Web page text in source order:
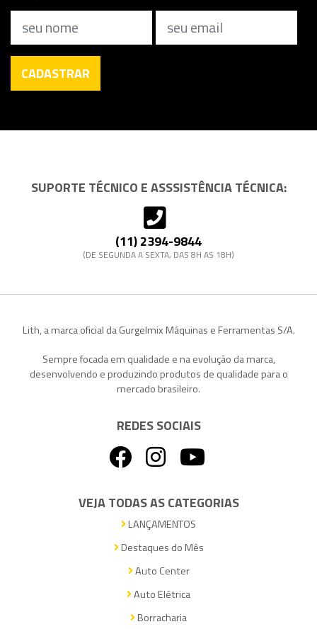
CADASTRAR
SUPORTE TÉCNICO E ASSSISTÊNCIA TÉCNICA:
(11) 2394-9844
(DE SEGUNDA A SEXTA, DAS 8H AS 18H)
Lith, a marca oficial da Gurgelmix Máquinas e Ferramentas S/A.
Sempre focada em qualidade e na evolução da marca,
desenvolvendo e produzindo produtos de qualidade para o
mercado brasileiro.
REDES SOCIAIS
VEJA TODAS AS CATEGORIAS
LANÇAMENTOS
Destaques do Mês
Auto Center
Auto Elétrica
Borracharia